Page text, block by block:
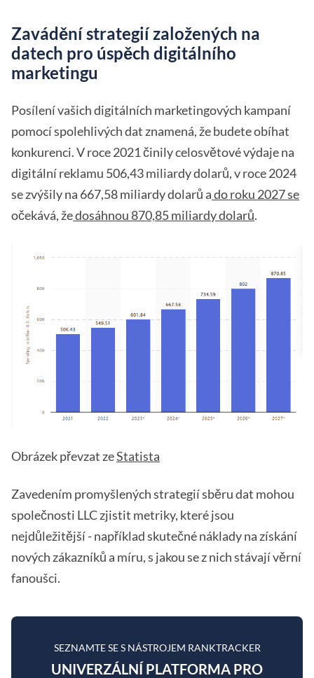
Zavádění strategií založených na
datech pro úspěch digitálního
marketingu
Posílení vašich digitálních marketingových kampaní
pomocí spolehlivých dat znamená, že budete obíhat
konkurenci. V roce 2021 činily celosvětové výdaje na
digitální reklamu 506,43 miliardy dolarů, v roce 2024
se zvýšily na 667,58 miliardy dolarů ado roku 2027 se
očekává, žedosáhnou 870,85 miliardy dolarů.
Obrázek převzat zeStatista
Zavedením promyšlených strategií sběru dat mohou
společnosti LLC zjistit metriky, které jsou
nejdůležitější - například skutečné náklady na získání
nových zákazníků a míru, s jakou se z nich stávají věrní
fanoušci.
SEZNAMTE SE S NÁSTROJEM RANKTRACKER
UNIVERZÁLNÍ PLATFORMA PRO